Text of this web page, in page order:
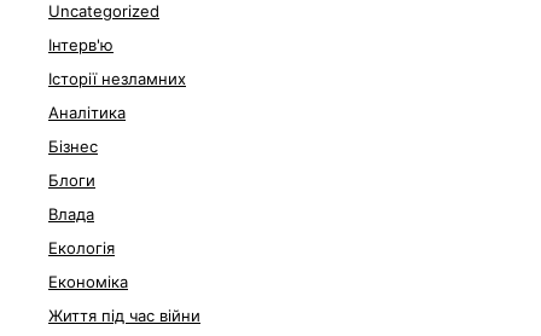
Uncategorized
Інтерв'ю
Історії незламних
Аналітика
Бізнес
Блоги
Влада
Екологія
Економіка
Життя під час війни